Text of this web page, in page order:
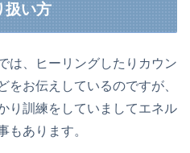
扱い方
は、ヒーリングしたりカウン
をお伝えしているのですが、
り訓練をしていましてエネル
もあります。